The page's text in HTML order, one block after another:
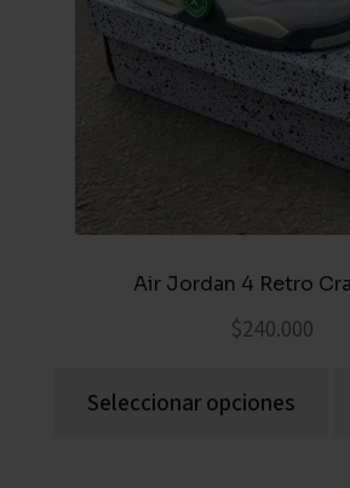
Air Jordan 4 Retro
$240.000
Seleccionar opciones